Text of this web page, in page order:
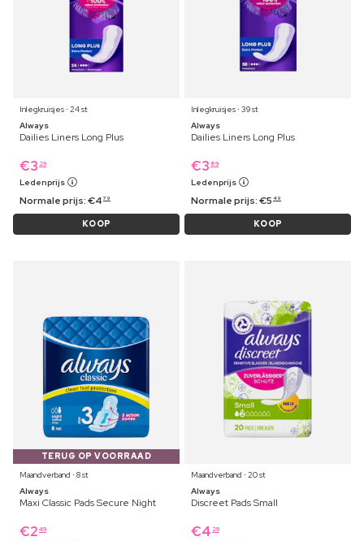
Inlegkruisjes ⋅ 24 st
Always
Dailies Liners Long Plus
€3 29
Ledenprijs
Normale prijs:€4 79
KOOP
Inlegkruisjes ⋅ 39 st
Always
Dailies Liners Long Plus
€3 89
Ledenprijs
Normale prijs:€5 49
KOOP
TERUG OP VOORRAAD
Maandverband ⋅ 8 st
Always
Maxi Classic Pads Secure Night
€2 49
Maandverband ⋅ 20 st
Always
Discreet Pads Small
€4 29